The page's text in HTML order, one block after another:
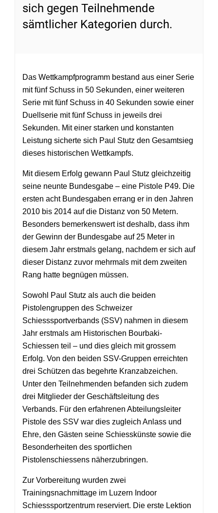
sich gegen Teilnehmende
sämtlicher Kategorien durch.
Das Wettkampfprogramm bestand aus einer Serie
mit fünf Schuss in 50 Sekunden, einer weiteren
Serie mit fünf Schuss in 40 Sekunden sowie einer
Duellserie mit fünf Schuss in jeweils drei
Sekunden. Mit einer starken und konstanten
Leistung sicherte sich Paul Stutz den Gesamtsieg
dieses historischen Wettkampfs.
Mit diesem Erfolg gewann Paul Stutz gleichzeitig
seine neunte Bundesgabe – eine Pistole P49. Die
ersten acht Bundesgaben errang er in den Jahren
2010 bis 2014 auf die Distanz von 50 Metern.
Besonders bemerkenswert ist deshalb, dass ihm
der Gewinn der Bundesgabe auf 25 Meter in
diesem Jahr erstmals gelang, nachdem er sich auf
dieser Distanz zuvor mehrmals mit dem zweiten
Rang hatte begnügen müssen.
Sowohl Paul Stutz als auch die beiden
Pistolengruppen des Schweizer
Schiesssportverbands (SSV) nahmen in diesem
Jahr erstmals am Historischen Bourbaki-
Schiessen teil – und dies gleich mit grossem
Erfolg. Von den beiden SSV-Gruppen erreichten
drei Schützen das begehrte Kranzabzeichen.
Unter den Teilnehmenden befanden sich zudem
drei Mitglieder der Geschäftsleitung des
Verbands. Für den erfahrenen Abteilungsleiter
Pistole des SSV war dies zugleich Anlass und
Ehre, den Gästen seine Schiesskünste sowie die
Besonderheiten des sportlichen
Pistolenschiessens näherzubringen.
Zur Vorbereitung wurden zwei
Trainingsnachmittage im Luzern Indoor
Schiesssportzentrum reserviert. Die erste Lektion